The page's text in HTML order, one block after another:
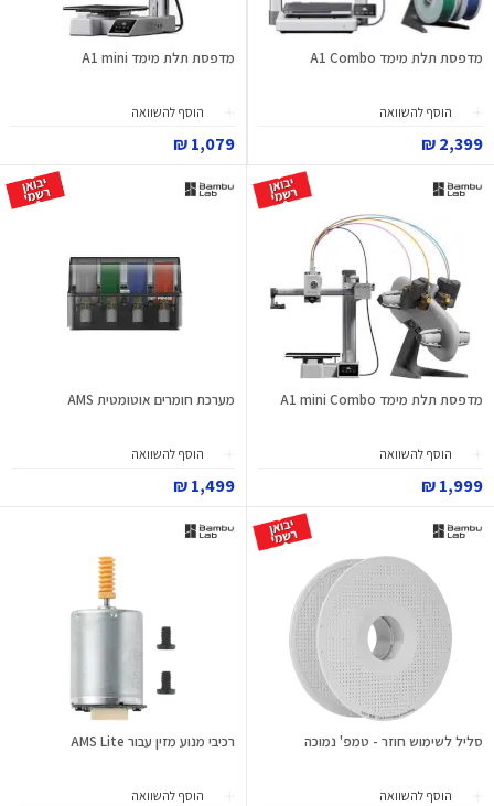
מדפסת תלת מימד A1 Combo
הוסף להשוואה
2,399 ₪
מדפסת תלת מימד A1 mini
הוסף להשוואה
1,079 ₪
מדפסת תלת מימד A1 mini Combo
הוסף להשוואה
1,999 ₪
מערכת חומרים אוטומטית AMS
הוסף להשוואה
1,499 ₪
סליל לשימוש חוזר - טמפ' נמוכה
הוסף להשוואה
רכיבי מנוע מזין עבור AMS Lite
הוסף להשוואה